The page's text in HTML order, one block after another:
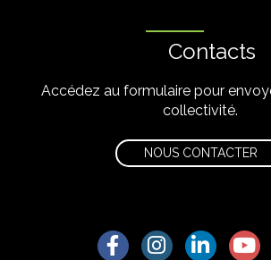
Contacts
Accédez au formulaire pour
collectivité.
NOUS CONTACTER
Lien vers le compte
Lien vers le
Lien